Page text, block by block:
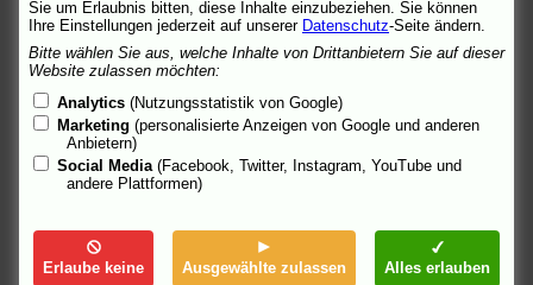
"Sei nicht Zielgruppe, sei Star!" Von Peter Uehling.
öffnen:in diesem Fenster|in einem neuen Fenster
Cinema
Credits, deutscher Trailer im Flash-Format.
öffnen:in diesem Fenster in einem neuen Fenster
filmportal.de
Inhalt, Credits.
"Ein Mann für alle." Von Thomas Winkler.
Sie um Erlaubnis bitten, diese Inhalte einzubeziehen. Sie können
Ihre Einstellungen jederzeit auf unserer Datenschutz-Seite ändern.
Bitte wählen Sie aus, welche Inhalte von Drittanbietern Sie auf dieser
Website zulassen möchten:
Analytics (Nutzungsstatistik von Google)
Marketing (personalisierte Anzeigen von Google und anderen
Anbietern)
Social Media (Facebook, Twitter, Instagram, YouTube und
andere Plattformen)
Erlaube keine Ausgewählte zulassen Alles erlauben